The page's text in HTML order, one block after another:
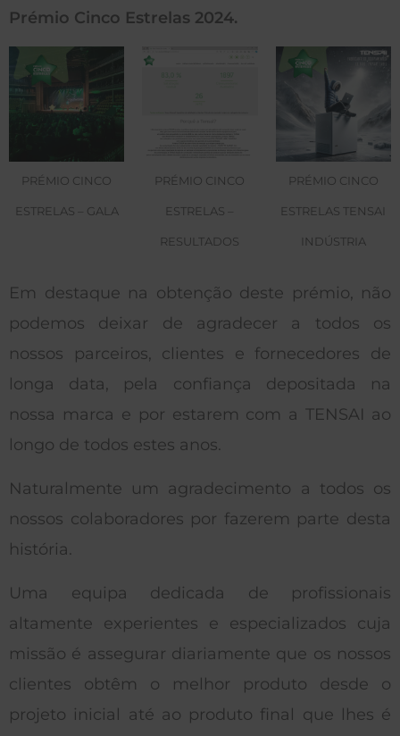
Prémio Cinco Estrelas 2024.
PRÉMIO CINCO
ESTRELAS – GALA
PRÉMIO CINCO
ESTRELAS –
RESULTADOS
PRÉMIO CINCO
ESTRELAS TENSAI
INDÚSTRIA
Em destaque na obtenção deste prémio, não
podemos deixar de agradecer a todos os
nossos parceiros, clientes e fornecedores de
longa data, pela confiança depositada na
nossa marca e por estarem com a TENSAI ao
longo de todos estes anos.
Naturalmente um agradecimento a todos os
nossos colaboradores por fazerem parte desta
história.
Uma equipa dedicada de profissionais
altamente experientes e especializados cuja
missão é assegurar diariamente que os nossos
clientes obtêm o melhor produto desde o
projeto inicial até ao produto final que lhes é